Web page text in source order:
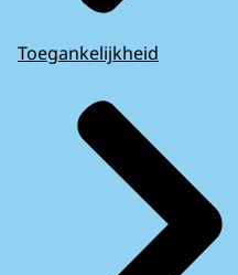
Toegankelijkheid